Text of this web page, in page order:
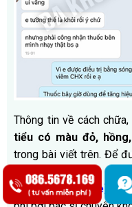
Thông tin về cách
tiểu có màu đỏ,
trong bài viết trên. Để
vui lòng gọi đến
[Khám bệnh online]